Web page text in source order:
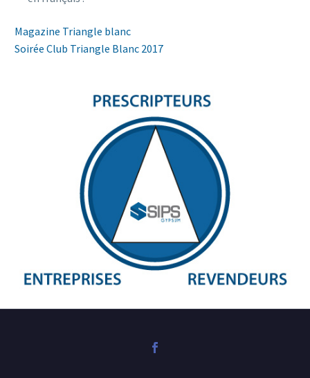
Magazine Triangle blanc
Soirée Club Triangle Blanc 2017